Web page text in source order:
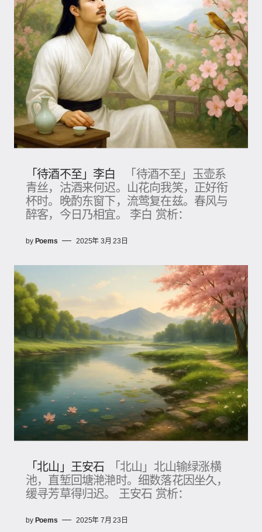
「待酒不至」李白
「待酒不至」玉壶系
青丝，沽酒来何迟。山花向我笑，正好衔
杯时。晚酌东窗下，流莺复在兹。春风与
醉客，今日乃相宜。 李白 赏析：
by Poems 2025年 3月 23日
「北山」王安石
「北山」北山输绿涨横
池，直堑回塘滟滟时。细数落花因坐久，
缓寻芳草得归迟。 王安石 赏析：
by Poems 2025年 7月 23日